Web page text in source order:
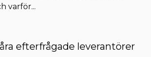
varför...
efterfrågade leverantörer